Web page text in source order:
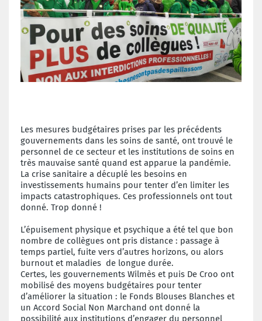
Les mesures budgétaires prises par les précédents
gouvernements dans les soins de santé, ont trouvé le
personnel de ce secteur et les institutions de soins en
très mauvaise santé quand est apparue la pandémie.
La crise sanitaire a décuplé les besoins en
investissements humains pour tenter d’en limiter les
impacts catastrophiques. Ces professionnels ont tout
donné. Trop donné !
L’épuisement physique et psychique a été tel que bon
nombre de collègues ont pris distance : passage à
temps partiel, fuite vers d’autres horizons, ou alors
burnout et maladies de longue durée.
Certes, les gouvernements Wilmès et puis De Croo ont
mobilisé des moyens budgétaires pour tenter
d’améliorer la situation : le Fonds Blouses Blanches et
un Accord Social Non Marchand ont donné la
possibilité aux institutions d’engager du personnel